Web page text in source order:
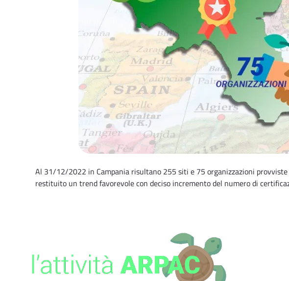
Al 31/12/2022 in Campania risultano 255 siti e 75 organizzazioni
restituito un trend favorevole con deciso incremento del numero di